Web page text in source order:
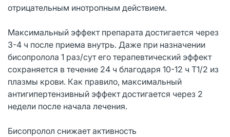
отрицательным инотропным действием.
Максимальный эффект препарата достигается через
3-4 ч после приема внутрь. Даже при назначении
бисопролола 1 раз/сут его терапевтический эффект
сохраняется в течение 24 ч благодаря 10-12 ч T1/2 из
плазмы крови. Как правило, максимальный
антигипертензивный эффект достигается через 2
недели после начала лечения.
Бисопролол снижает активность